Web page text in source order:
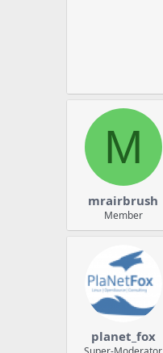
M
mrairbrush
Member
planet_fox